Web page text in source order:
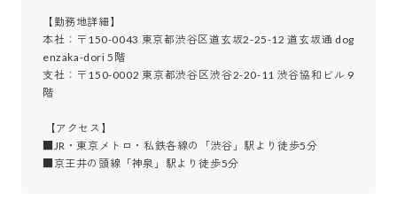
【勤務地詳細】
本社：〒150-0043 東京都渋谷区道玄坂2-25-12 道玄坂通 dog
enzaka-dori 5階
支社：〒150-0002 東京都渋谷区渋谷2-20-11 渋谷協和ビル 9
階
■JR・東京メトロ・私鉄各線の「渋谷」駅より徒歩5分
■京王井の頭線「神泉」駅より徒歩5分